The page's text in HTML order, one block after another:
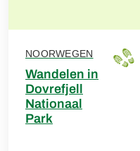
NOORWEGEN
Wandelen in
Dovrefjell
Nationaal
Park